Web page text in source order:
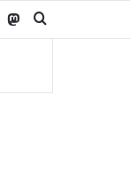
YouTubeMastodon